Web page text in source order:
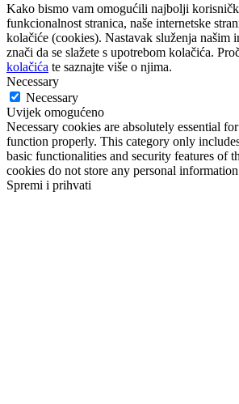
Kako bismo vam omogućili najbolji
funkcionalnost stranica, naše internetske
kolačiće (cookies). Nastavak služenja našim
znači da se slažete s upotrebom kolačića.
kolačića te saznajte više o njima.
Necessary
Necessary
Uvijek omogućeno
Necessary cookies are absolutely essential
function properly. This category only
basic functionalities and security features of
cookies do not store any personal
Spremi i prihvati